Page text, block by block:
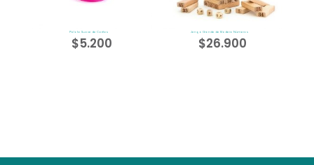
Pelota Suave de Caritas
$5.200
Jenga Grande de Madera Números
$26.900